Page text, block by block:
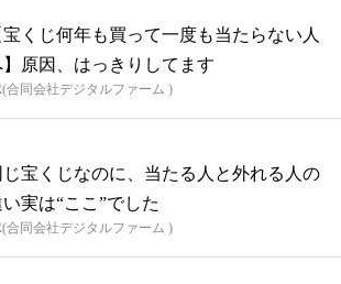
宝くじ何年も買って一度も当たらない人
】原因、はっきりしてます
合同会社デジタルファーム )
じ宝くじなのに、当たる人と外れる人の
実は“ここ”でした
合同会社デジタルファーム )